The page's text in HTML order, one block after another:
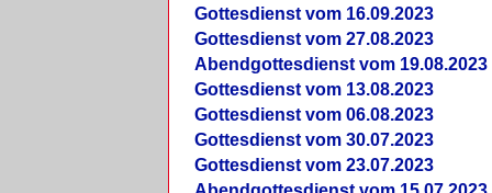
Gottesdienst vom 16.09.2023
Gottesdienst vom 27.08.2023
Abendgottesdienst vom 19.08.2023
Gottesdienst vom 13.08.2023
Gottesdienst vom 06.08.2023
Gottesdienst vom 30.07.2023
Gottesdienst vom 23.07.2023